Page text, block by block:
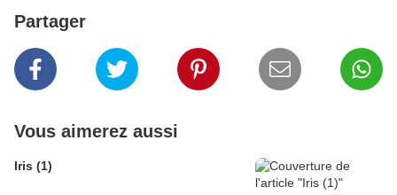
Partager
Vous aimerez aussi
Iris (1)